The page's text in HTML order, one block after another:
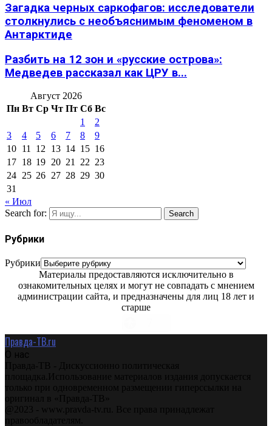
Загадка черных саркофагов: исследователи
столкнулись с необъяснимым феноменом в
Антарктиде
Разбить на 12 зон и «русские острова»:
Медведев рассказал как ЦРУ в...
Август 2026
Пн Вт Ср Чт Пт Сб Вс
1
2
3
4 5 6 7 8
9
10 11 12 13 14 15 16
17 18 19 20 21 22 23
24 25 26 27 28 29 30
31
« Июл
Search for:
Search
Рубрики
Рубрики
Материалы предоставляются исключительно в
ознакомительных целях и могут не совпадать с мнением
администрации сайта, и предназначены для лиц 18 лет и
старше
Правда-ТВ.ru
О нас
Правда-ТВ - Дискуссионно политическая
площадка.Использование материалов издания допускается
только при одновременном размещении гиперссылки на
оригинал в «Правда-ТВ»
@2023 - www.pravda-tv.ru. Все права принадлежат
правообладателям.